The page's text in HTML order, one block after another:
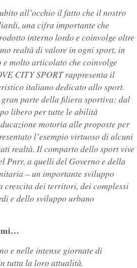
all’occhio il fatto che il nostro
una cifra importante che
interno lordo e coinvolge oltre
realtà di valore in ogni sport, in
e molto articolato che coinvolge
CITY SPORT rappresenta il
italiano dedicato allo sport.
parte della filiera sportiva: dal
libero per tutte le abilità
motoria alle proposte per
l’esempio virtuoso di alcuni
realtà. Il comparto dello sport vive
Pnrr, a quelli del Governo e della
– un importante sviluppo
crescita dei territori, dei complessi
e dello sviluppo urbano
e nelle intense giornate di
tutta la loro attualità.